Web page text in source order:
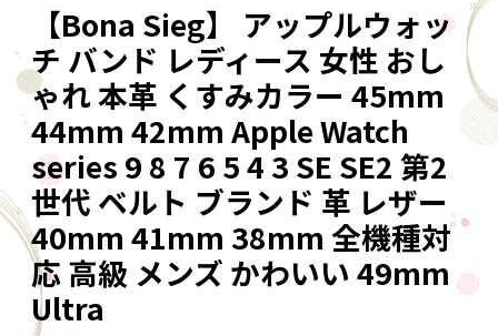
【Bona Sieg】 アップルウォッ
チ バンド レディース 女性 おし
ゃれ 本革 くすみカラー 45mm
44mm 42mm Apple Watch
series 9 8 7 6 5 4 3 SE SE2 第2
世代 ベルト ブランド 革 レザー
40mm 41mm 38mm 全機種対
応 高級 メンズ かわいい 49mm
Ultra